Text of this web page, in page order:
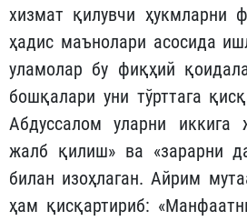
хизмат қилувчи ҳукмларни
ҳадис маънолари асосида
уламолар бу фиқҳий
бошқалари уни тўрттага
Абдуссалом уларни иккига
жалб қилиш» ва «зарарни
билан изоҳлаган. Айрим
ҳам қисқартириб: